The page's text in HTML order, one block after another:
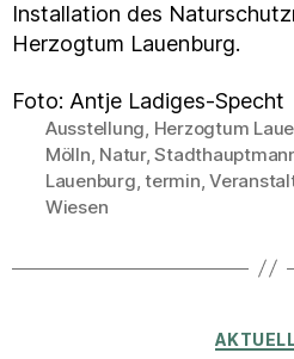
Installation des
Herzogtum Lauenburg.
Foto: Antje Ladiges-Specht
Schlagwörter
Ausstellung Herzogtum
Mölln Natur,
Lauenburg ,termin ,
Wiesen